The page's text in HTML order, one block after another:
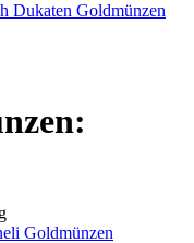
Dukaten Goldmünzen
Goldmünzen